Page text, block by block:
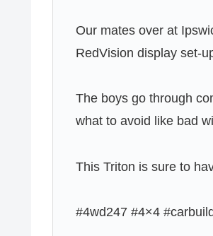
Our mates over at
RedVision display set-
The boys go through
what to avoid like bad
This Triton is sure to
#4wd247 #4×4